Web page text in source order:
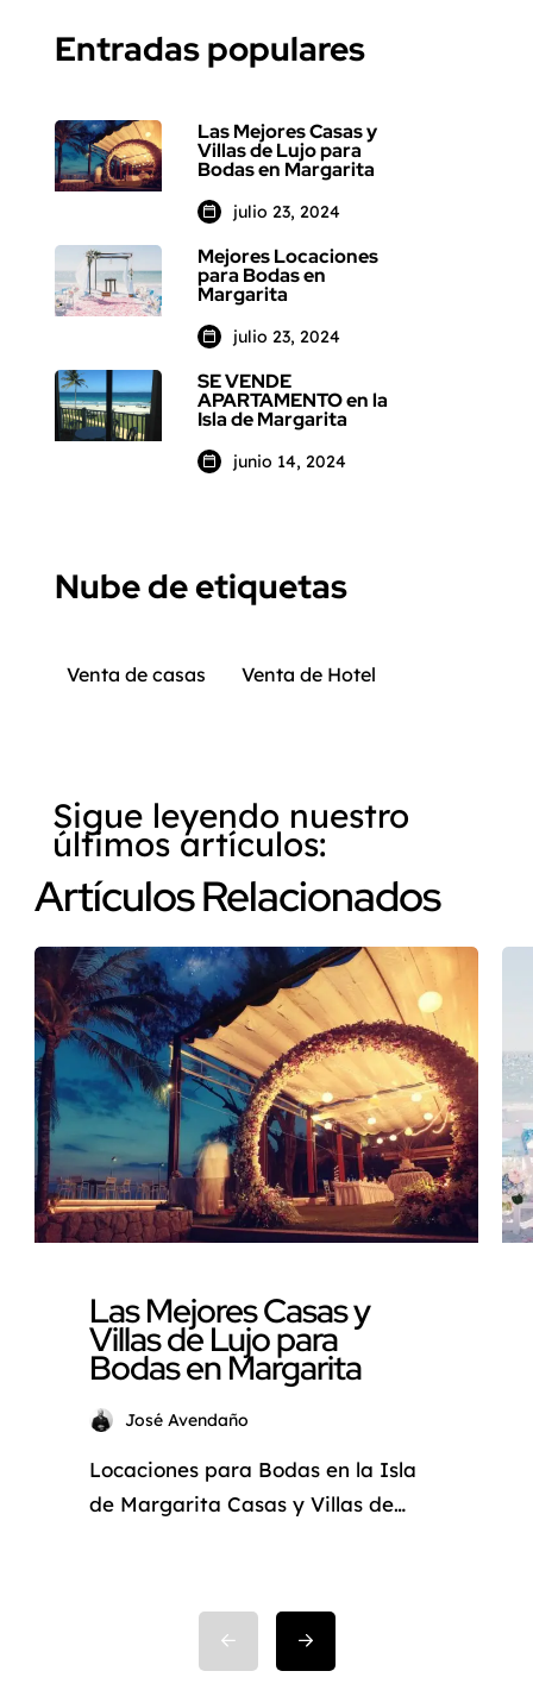
Entradas populares
Las Mejores Casas y
Villas de Lujo para
Bodas en Margarita
julio 23, 2024
Mejores Locaciones
para Bodas en
Margarita
julio 23, 2024
SE VENDE
APARTAMENTO en la
Isla de Margarita
junio 14, 2024
Nube de etiquetas
Venta de casas Venta de Hotel
Sigue leyendo nuestro
últimos artículos:
Artículos Relacionados
Las Mejores Casas y
Villas de Lujo para
Bodas en Margarita
José Avendaño
Locaciones para Bodas en la Isla
de Margarita Casas y Villas de
cosas más importantes a la hora
de comprometerse y una de las
primeras que se deben definir. Ya